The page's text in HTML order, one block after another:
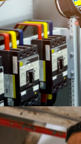
POMIARY
CZYTAJ WIĘCEJ